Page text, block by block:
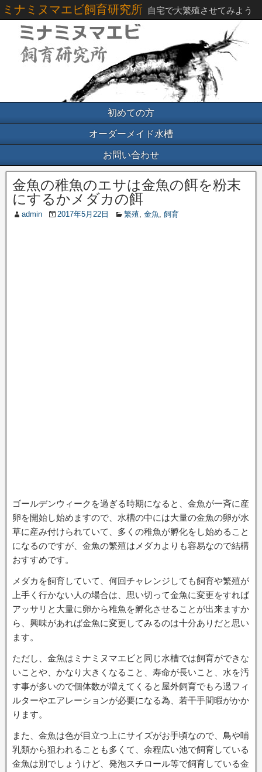
ミナミヌマエビ飼育研究所 自宅で大繁殖させてみよう
初めての方
オーダーメイド水槽
お問い合わせ
金魚の稚魚のエサは金魚の餌を粉末
にするかメダカの餌
admin 2017年5月22日 繁殖, 金魚, 飼育
ゴールデンウィークを過ぎる時期になると、金魚が一斉に産
卵を開始し始めますので、水槽の中には大量の金魚の卵が水
草に産み付けられていて、多くの稚魚が孵化をし始めること
になるのですが、金魚の繁殖はメダカよりも容易なので結構
おすすめです。
メダカを飼育していて、何回チャレンジしても飼育や繁殖が
上手く行かない人の場合は、思い切って金魚に変更をすれば
アッサリと大量に卵から稚魚を孵化させることが出来ますか
ら、興味があれば金魚に変更してみるのは十分ありだと思い
ます。
ただし、金魚はミナミヌマエビと同じ水槽では飼育ができな
いことや、かなり大きくなること、寿命が長いこと、水を汚
す事が多いので個体数が増えてくると屋外飼育でもろ過フィ
ルターやエアレーションが必要になる為、若干手間暇がかか
ります。
また、金魚は色が目立つ上にサイズがお手頃なので、鳥や哺
乳類から狙われることも多くて、余程広い池で飼育している
金魚は別でしょうけど、発泡スチロール等で飼育している金